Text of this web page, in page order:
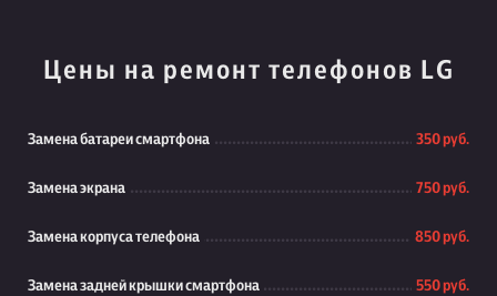
Цены на ремонт телефонов LG
Замена батареи смартфона 350 руб.
Замена экрана 750 руб.
Замена корпуса телефона 850 руб.
Замена задней крышки смартфона 550 руб.